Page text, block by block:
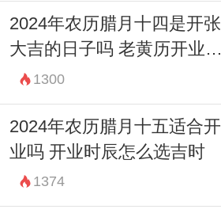
2024年农历腊月十四是开张
大吉的日子吗 老黄历开业吉
时查询
1300
2024年农历腊月十五适合开
业吗 开业时辰怎么选吉时
1374